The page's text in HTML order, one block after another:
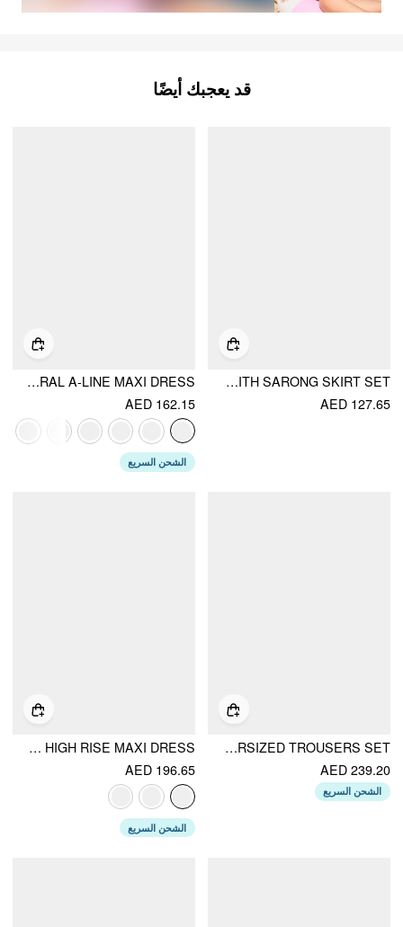
قد يعجبك أيضًا
PAISLEY UNDERWIRE ONE PIECE SWIMSUIT WITH SARONG SKIRT SET
AED 127.65
MESH SWEETHEART FLORAL A-LINE MAXI DRESS
AED 162.15
الشحن السريع
LINEN-BLEND ASYMMETRICAL CAMI TOP & MID RISE WIDE LEG OVERSIZED TROUSERS SET
AED 239.20
الشحن السريع
MESH SWEETHEART NECK FLORAL RUCHED HIGH RISE MAXI DRESS
AED 196.65
الشحن السريع